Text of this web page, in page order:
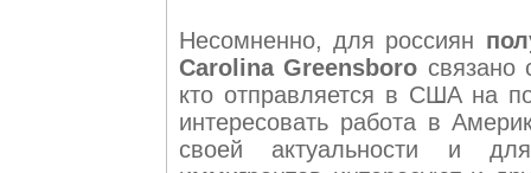
Несомненно, для россиян
Carolina Greensboro связано
кто отправляется в США на
интересовать работа в
своей актуальности и